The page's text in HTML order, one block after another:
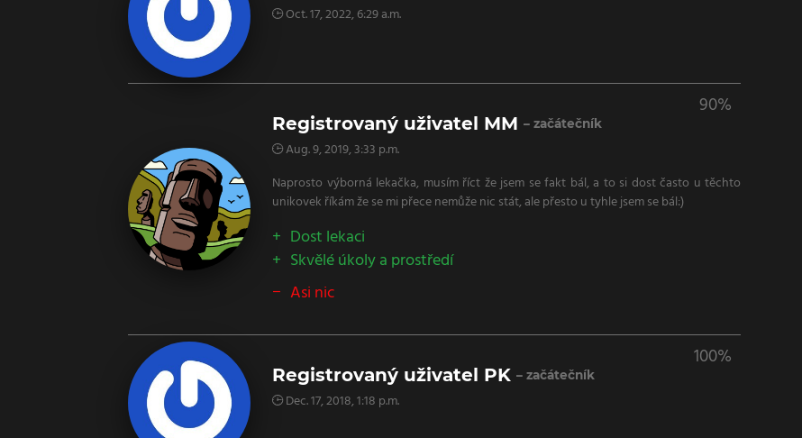
Oct. 17, 2022, 6:29 a.m.
90%
Registrovaný uživatel MM – začátečník
Aug. 9, 2019, 3:33 p.m.
Naprosto výborná lekačka, musím říct že jsem se fakt bál, a to si dost často u těchto
unikovek říkám že se mi přece nemůže nic stát, ale přesto u tyhle jsem se bál:)
Dost lekaci
Skvělé úkoly a prostředí
Asi nic
100%
Registrovaný uživatel PK – začátečník
Dec. 17, 2018, 1:18 p.m.